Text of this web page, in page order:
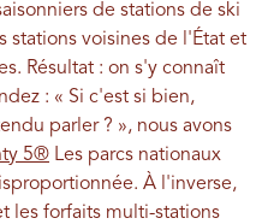
de stations de ski
stations voisines de l'État et
Résultat : on s'y connaît
: « Si c'est si bien,
parler ? », nous avons
5® Les parcs nationaux
À l'inverse,
les forfaits multi-stations